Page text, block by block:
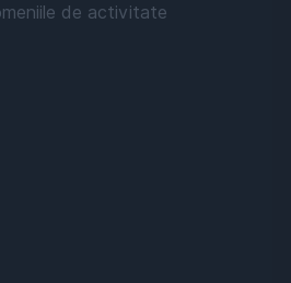
de activitate